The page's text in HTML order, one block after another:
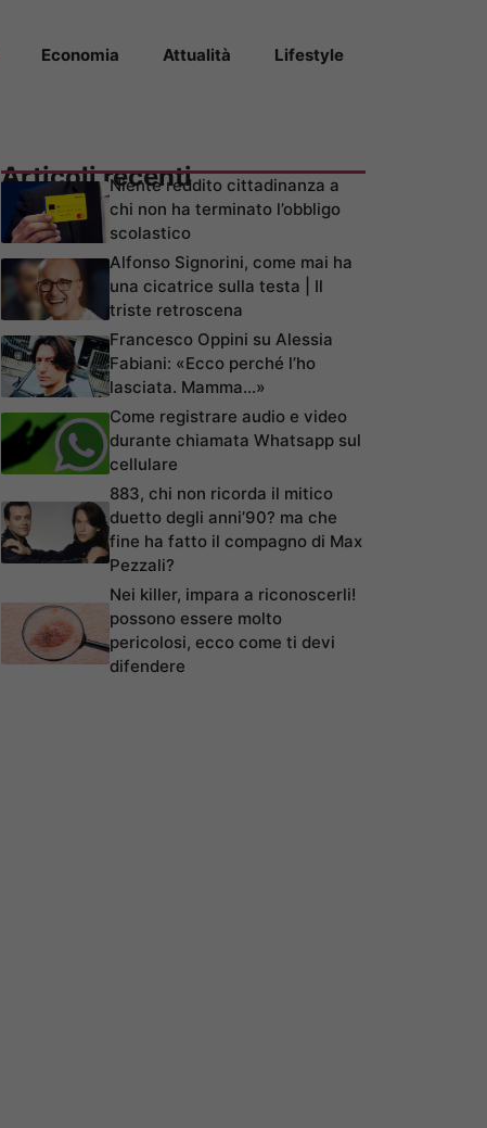
Economia Attualità Lifestyle
Articoli recentiNiente reddito cittadinanza a
chi non ha terminato l’obbligo
scolastico
Alfonso Signorini, come mai ha
una cicatrice sulla testa | Il
triste retroscena
Francesco Oppini su Alessia
Fabiani: «Ecco perché l’ho
lasciata. Mamma…»
Come registrare audio e video
durante chiamata Whatsapp sul
cellulare
883, chi non ricorda il mitico
duetto degli anni’90? ma che
fine ha fatto il compagno di Max
Pezzali?
Nei killer, impara a riconoscerli!
possono essere molto
pericolosi, ecco come ti devi
difendere